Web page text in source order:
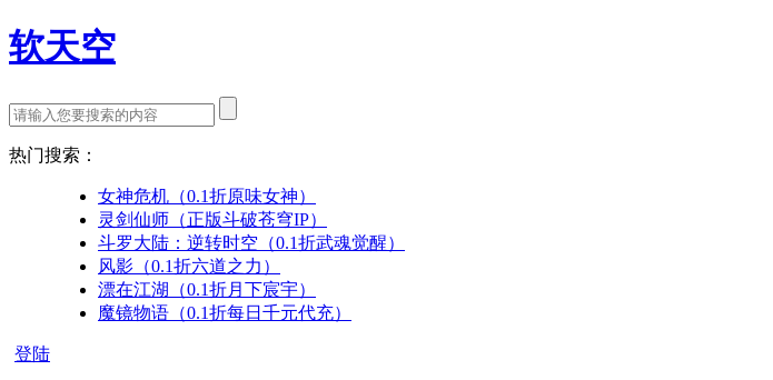
软天空
热门搜索：
女神危机（0.1折原味女神）
灵剑仙师（正版斗破苍穹IP）
斗罗大陆：逆转时空（0.1折武魂觉醒）
风影（0.1折六道之力）
漂在江湖（0.1折月下宸宇）
魔镜物语（0.1折每日千元代充）
登陆